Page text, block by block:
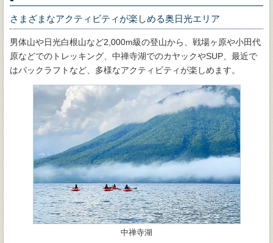
さまざまなアクティビティが楽しめる奥日光エリア
男体山や日光白根山など2,000m級の登山から、戦場ヶ原や小田代
原などでのトレッキング、中禅寺湖でのカヤックやSUP、最近で
はパックラフトなど、多様なアクティビティが楽しめます。
中禅寺湖